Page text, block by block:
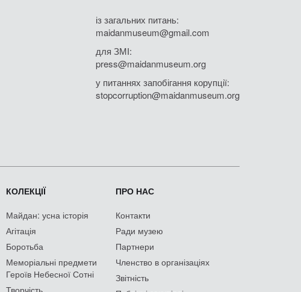
із загальних питань:
maidanmuseum@gmail.com
для ЗМІ:
press@maidanmuseum.org
у питаннях запобігання корупції:
stopcorruption@maidanmuseum.org
КОЛЕКЦІЇ
Майдан: усна історія
Агітація
Боротьба
Меморіальні предмети
Героїв Небесної Сотні
Творчість
ПРО НАС
Контакти
Ради музею
Партнери
Членство в організаціях
Звітність